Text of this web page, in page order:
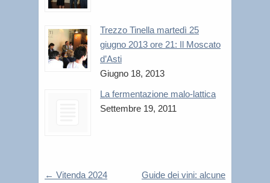
Trezzo Tinella martedì 25
giugno 2013 ore 21: Il Moscato
d’Asti
Giugno 18, 2013
La fermentazione malo-lattica
Settembre 19, 2011
← Vitenda 2024
Guide dei vini: alcune